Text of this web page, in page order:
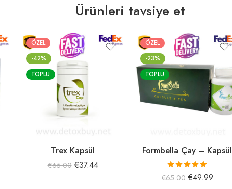
Ürünleri tavsiye et
ÖZEL
-42%
TOPLU
Trex Kapsül
€65.00 €37.44
ÖZEL
-23%
TOPLU
Formbella Çay – Kapsül
5 üzerinden
5.00oy aldı
€65.00 €49.99